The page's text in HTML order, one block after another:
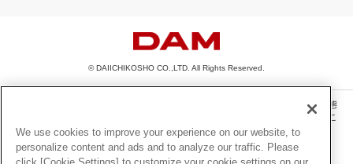
© DAIICHIKOSHO CO.,LTD. All Rights Reserved.
このサイトに掲載されている一切の文章・画像・写真・動画・音声等を、手段や形態
を問わず、著作権法の定める範囲を超えて無断で複製、転載、ファイル化などするこ
とを禁じます。
楽曲及びコンテンツは、機種によりご利用いただけない場合があります。
We use cookies to improve your experience on our website, to
personalize content and ads and to analyze our traffic. Please